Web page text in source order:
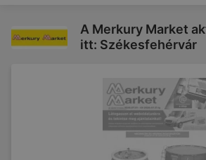
A Merkury Market
itt: Székesfehérvár